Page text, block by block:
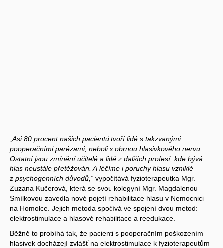
„Asi 80 procent našich pacientů tvoří lidé s takzvanými
pooperačními parézami, neboli s obrnou hlasivkového nervu.
Ostatní jsou zmínění učitelé a lidé z dalších profesí, kde bývá
hlas neustále přetěžován. A léčíme i poruchy hlasu vzniklé
z psychogenních důvodů,“ vypočítává fyzioterapeutka Mgr.
Zuzana Kučerová, která se svou kolegyní Mgr. Magdalenou
Smílkovou zavedla nové pojetí rehabilitace hlasu v Nemocnici
na Homolce. Jejich metoda spočívá ve spojení dvou metod:
elektrostimulace a hlasové rehabilitace a reedukace.
Běžně to probíhá tak, že pacienti s pooperačním poškozením
hlasivek docházejí zvlášť na elektrostimulace k fyzioterapeutům